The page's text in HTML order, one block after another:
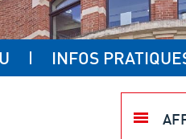
INFOS